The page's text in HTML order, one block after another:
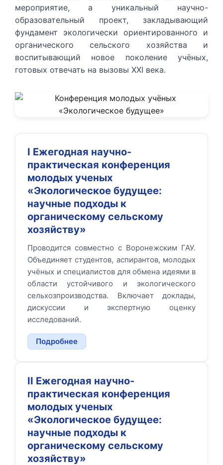
мероприятие, а уникальный научно-
образовательный проект, закладывающий
фундамент экологически ориентированного и
органического сельского хозяйства и
воспитывающий новое поколение учёных,
готовых отвечать на вызовы XXI века.
I Ежегодная научно-
практическая конференция
молодых ученых
«Экологическое будущее:
научные подходы к
органическому сельскому
хозяйству»
Проводится совместно с Воронежским ГАУ.
Объединяет студентов, аспирантов, молодых
учёных и специалистов для обмена идеями в
области устойчивого и экологического
сельхозпроизводства. Включает доклады,
дискуссии и экспертную оценку
исследований.
Подробнее
II Ежегодная научно-
практическая конференция
молодых ученых
«Экологическое будущее:
научные подходы к
органическому сельскому
хозяйству»